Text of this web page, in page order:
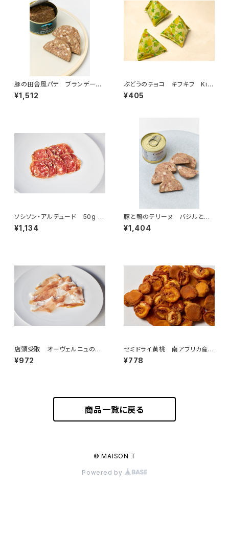
豚の田舎風パテ ブランデー風
味 ＜ピエール・オテイザ＞(フラ
ンス・バスク)
¥1,512
ぶどうのチョコ キフキフ Kif-
Kif 15g
¥405
ソシソン・アルデュード 50g ＜
ピエール・オテイザ＞(フランス・
バスク)
¥1,134
豚と鴨のテリーヌ バジルと燻
製の香り ＜キャスタン社＞(フラ
ンス)
¥1,404
店頭受取 オーヴェルニュの生
ハム ジャンボン・オーヴェルニ
ュ 12ヶ月熟成 50g スライ
¥972
セミドライ黄桃 南アフリカ産
100g
¥778
商品一覧に戻る
© MAISON T
Powered by